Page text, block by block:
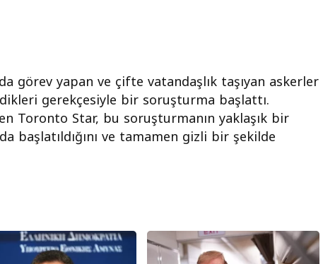
görev yapan ve çifte vatandaşlık taşıyan askerler
gerekçesiyle bir soruşturma başlattı.
Toronto Star, bu soruşturmanın yaklaşık bir
başlatıldığını ve tamamen gizli bir şekilde